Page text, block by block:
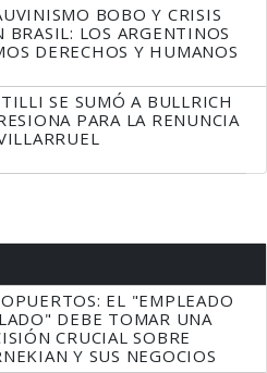
BOBO Y CRISIS
BRASIL: LOS ARGENTINOS
DERECHOS Y HUMANOS
SE SUMÓ A BULLRICH
PARA LA RENUNCIA
EL "EMPLEADO
DEBE TOMAR UNA
CRUCIAL SOBRE
Y SUS NEGOCIOS